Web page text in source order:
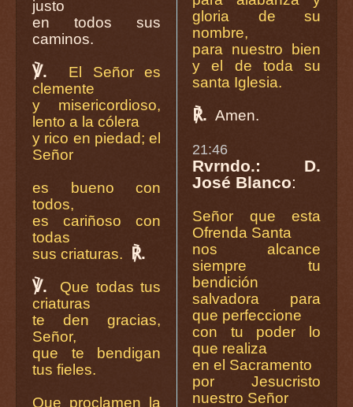
justo
en todos sus
caminos.
℣.
El Señor es
clemente
y misericordioso,
lento a la cólera
y rico en piedad; el
Señor
es bueno con
todos,
es cariñoso con
todas
sus criaturas.
℟.
℣.
Que todas tus
criaturas
te den gracias,
Señor,
que te bendigan
tus fieles.
Que proclamen la
gloria de su
nombre,
para nuestro bien
y el de toda su
santa Iglesia.
℟. Amen.
21:46
Rvrndo.: D.
José Blanco:
Señor que esta
Ofrenda Santa
nos alcance
siempre tu
bendición
salvadora para
que perfeccione
con tu poder lo
que realiza
en el Sacramento
por Jesucristo
nuestro Señor